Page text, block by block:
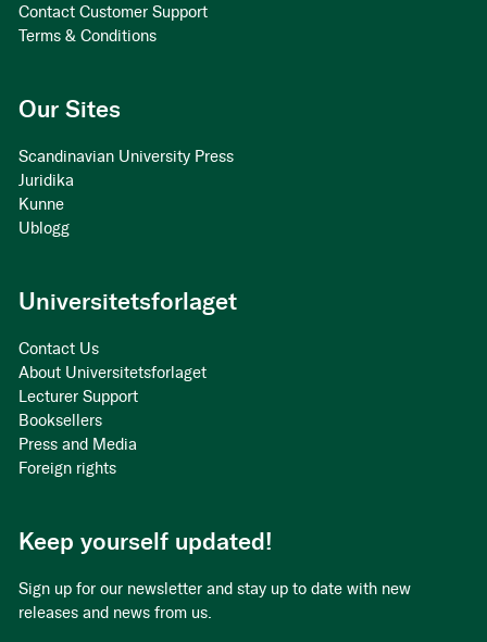
Contact Customer Support
Terms & Conditions
Our Sites
Scandinavian University Press
Juridika
Kunne
Ublogg
Universitetsforlaget
Contact Us
About Universitetsforlaget
Lecturer Support
Booksellers
Press and Media
Foreign rights
Keep yourself updated!
Sign up for our newsletter and stay up to date with new
releases and news from us.